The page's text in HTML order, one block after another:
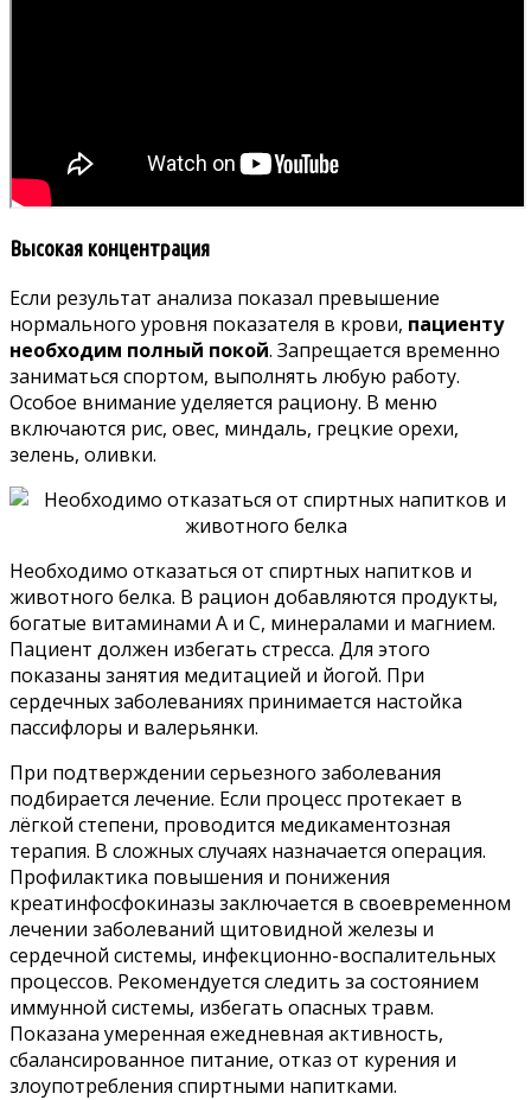
Высокая концентрация
Если результат анализа показал превышение
нормального уровня показателя в крови, пациенту
необходим полный покой. Запрещается временно
заниматься спортом, выполнять любую работу.
Особое внимание уделяется рациону. В меню
включаются рис, овес, миндаль, грецкие орехи,
зелень, оливки.
Необходимо отказаться от спиртных напитков и
животного белка. В рацион добавляются продукты,
богатые витаминами А и С, минералами и магнием.
Пациент должен избегать стресса. Для этого
показаны занятия медитацией и йогой. При
сердечных заболеваниях принимается настойка
пассифлоры и валерьянки.
При подтверждении серьезного заболевания
подбирается лечение. Если процесс протекает в
лёгкой степени, проводится медикаментозная
терапия. В сложных случаях назначается операция.
Профилактика повышения и понижения
креатинфосфокиназы заключается в своевременном
лечении заболеваний щитовидной железы и
сердечной системы, инфекционно-воспалительных
процессов. Рекомендуется следить за состоянием
иммунной системы, избегать опасных травм.
Показана умеренная ежедневная активность,
сбалансированное питание, отказ от курения и
злоупотребления спиртными напитками.